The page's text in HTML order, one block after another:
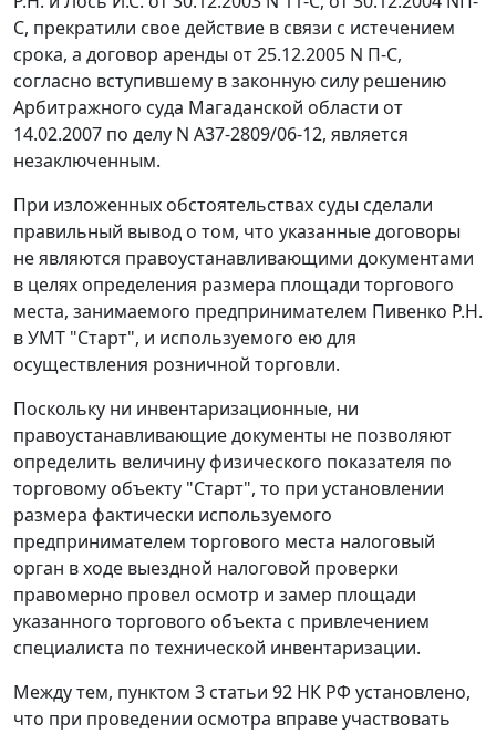
С, прекратили свое действие в связи с истечением
срока, а договор аренды от 25.12.2005 N П-С,
согласно вступившему в законную силу решению
Арбитражного суда Магаданской области от
14.02.2007 по делу N А37-2809/06-12, является
незаключенным.
При изложенных обстоятельствах суды сделали
правильный вывод о том, что указанные договоры
не являются правоустанавливающими документами
в целях определения размера площади торгового
места, занимаемого предпринимателем Пивенко Р.Н.
в УМТ "Старт", и используемого ею для
осуществления розничной торговли.
Поскольку ни инвентаризационные, ни
правоустанавливающие документы не позволяют
определить величину физического показателя по
торговому объекту "Старт", то при установлении
размера фактически используемого
предпринимателем торгового места налоговый
орган в ходе выездной налоговой проверки
правомерно провел осмотр и замер площади
указанного торгового объекта с привлечением
специалиста по технической инвентаризации.
Между тем, пунктом 3 статьи 92 НК РФ установлено,
что при проведении осмотра вправе участвовать